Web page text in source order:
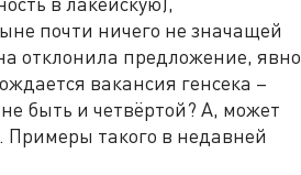
почти ничего не значащей
отклонила предложение, явно
вакансия генсека –
быть и четвёртой? А, может
Примеры такого в недавней